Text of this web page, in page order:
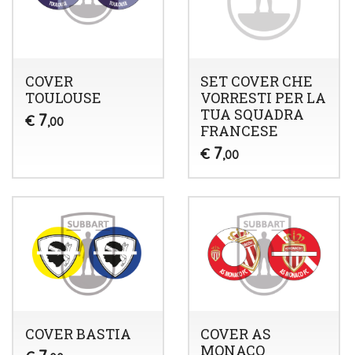
COVER
TOULOUSE
€ 7,00
SET COVER CHE
VORRESTI PER LA
TUA SQUADRA
FRANCESE
€ 7,00
COVER BASTIA
COVER AS
MONACO